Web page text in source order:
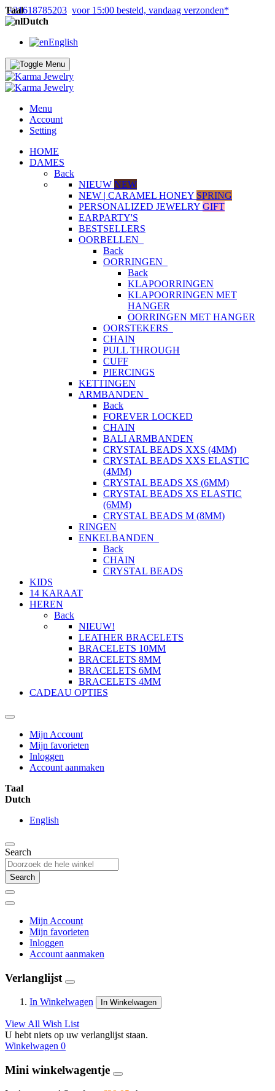
+31618785203 voor 15:00 besteld, vandaag verzonden*
Taal
Dutch
English
Menu
Account
Setting
HOME
DAMES
Back
NIEUW NEW
NEW | CARAMEL HONEY SPRING
PERSONALIZED JEWELRY GIFT
EARPARTY'S
BESTSELLERS
OORBELLEN
Back
OORRINGEN
Back
KLAPOORRINGEN
KLAPOORRINGEN MET
HANGER
OORRINGEN MET HANGER
OORSTEKERS
CHAIN
PULL THROUGH
CUFF
PIERCINGS
KETTINGEN
ARMBANDEN
Back
FOREVER LOCKED
CHAIN
BALI ARMBANDEN
CRYSTAL BEADS XXS (4MM)
CRYSTAL BEADS XXS ELASTIC
(4MM)
CRYSTAL BEADS XS (6MM)
CRYSTAL BEADS XS ELASTIC
(6MM)
CRYSTAL BEADS M (8MM)
RINGEN
ENKELBANDEN
Back
CHAIN
CRYSTAL BEADS
KIDS
14 KARAAT
HEREN
Back
NIEUW!
LEATHER BRACELETS
BRACELETS 10MM
BRACELETS 8MM
BRACELETS 6MM
BRACELETS 4MM
CADEAU OPTIES
Mijn Account
Mijn favorieten
Inloggen
Account aanmaken
Taal
Dutch
English
Search
Search
Mijn Account
Mijn favorieten
Inloggen
Account aanmaken
Verlanglijst
In Winkelwagen In Winkelwagen
View All Wish List
U hebt niets op uw verlanglijst staan.
Winkelwagen 0
Mini winkelwagentje